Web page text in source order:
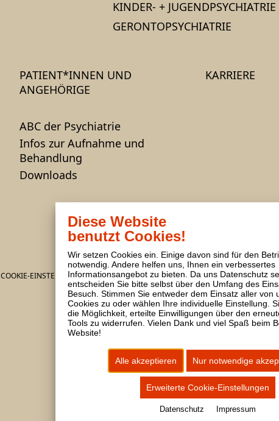
KINDER- + JUGENDPSYCHIATRIE
GERONTOPSYCHIATRIE
PATIENT*INNEN UND
ANGEHÖRIGE
ABC der Psychiatrie
Infos zur Aufnahme und
Behandlung
Downloads
KARRIERE
COOKIE-EINSTELLUNGEN DATENSCHUTZ IMPRESSUM
Diese Website
benutzt Cookies!
Wir setzen Cookies ein. Einige davon sind für den
notwendig. Andere helfen uns, Ihnen ein verbessertes
Informationsangebot zu bieten. Da uns Datenschutz
entscheiden Sie bitte selbst über den Umfang des
Besuch. Stimmen Sie entweder dem Einsatz aller von
Cookies zu oder wählen Ihre individuelle Einstellung.
die Möglichkeit, erteilte Einwilligungen über den
Tools zu widerrufen. Vielen Dank und viel Spaß beim
Website!
Alle akzeptieren Nur notwendige
Erweiterte Cookie-Einstellungen
Datenschutz Impressum